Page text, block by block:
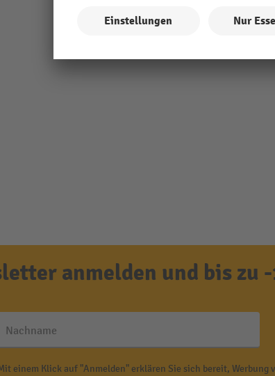
anmelden und bis zu
Nachname
einem Klick auf "Anmelden" erklären Sie sich bereit, Werbung